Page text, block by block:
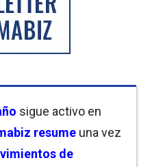
sigue activo en
resume una vez
de